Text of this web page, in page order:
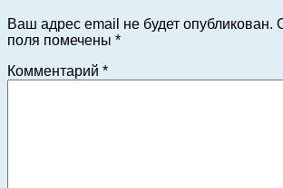
Ваш адрес email не будет опубликован.
поля помечены *
Комментарий *